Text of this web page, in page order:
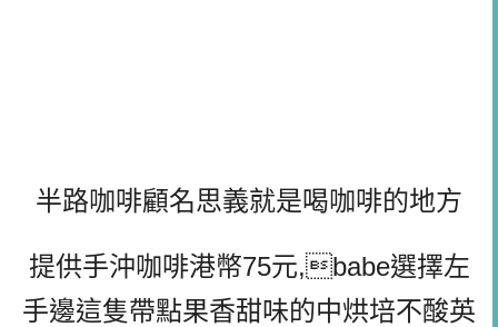
半路咖啡顧名思義就是喝咖啡的地方
提供手沖咖啡港幣75元,babe選擇左
手邊這隻帶點果香甜味的中烘培不酸英